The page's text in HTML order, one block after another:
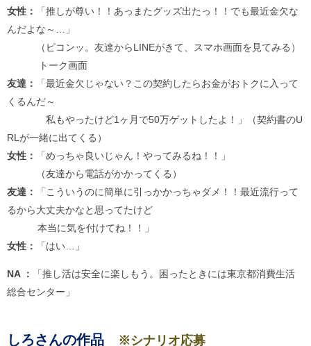
女性：
「推しが尊い！！あっまたグッズ出たっ！！でも最近金欠な
んだよな～…」
（ピコンッ。友達からLINEがきて、スマホ画面を見てみる）
トーク画面
友達：
「最近金欠じゃない？この契約したらお金がおトクに入って
くるんだ～
私もやったけど1ヶ月で50万ゲットしたよ！」（契約書のU
RLが一緒に出てくる）
女性：
「めっちゃ良いじゃん！やってみるね！！」
（友達から電話がかかってくる）
友達：
「こういうのに簡単に引っかかっちゃダメ！！最近流行って
るから大丈夫かなと思ってたけど
本当に気を付けてね！！」
女性：
「はい…」
NA ：
「推し活は安全に楽しもう。困ったときには東京都消費生活
総合センター」
しろさんの作品 ※シナリオ応募